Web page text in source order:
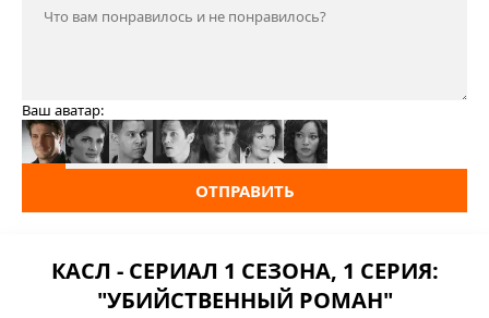
Ваш аватар:
ОТПРАВИТЬ
КАСЛ - СЕРИАЛ 1 СЕЗОНА, 1 СЕРИЯ:
"УБИЙСТВЕННЫЙ РОМАН"